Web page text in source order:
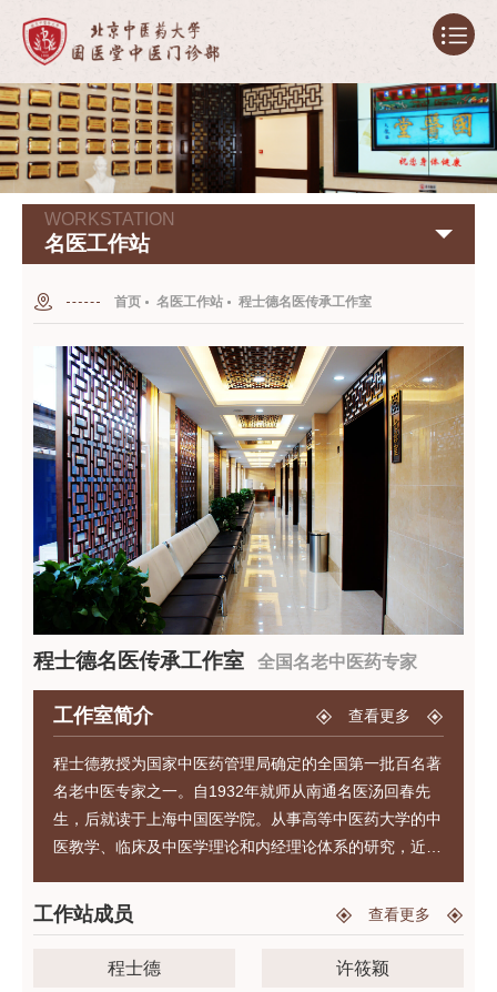
WORKSTATION
名医工作站
首页 名医工作站 程士德名医传承工作室
程士德名医传承工作室 全国名老中医药专家
查看更多
工作室简介
程士德教授为国家中医药管理局确定的全国第一批百名著
名老中医专家之一。自1932年就师从南通名医汤回春先
生，后就读于上海中国医学院。从事高等中医药大学的中
医教学、临床及中医学理论和内经理论体系的研究，近80
育、失眠、抑郁等精神情志失调性疾病和一些疑难杂证积
累丰富的经验和理论知识。晚年的程士德教授，作为中医
学界的大师，他集全国名老中医专家、中医教育家、中医
查看更多
工作站成员
程士德 许筱颖